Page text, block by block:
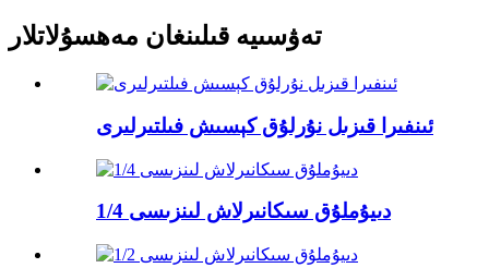
تەۋسىيە قىلىنغان مەھسۇلاتلار
ئىنفىرا قىزىل نۇرلۇق كېسىش فىلتىرلىرى
1/4 دىيۇملۇق سىكانىرلاش لىنزىسى